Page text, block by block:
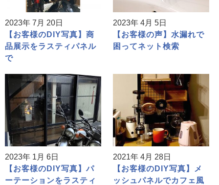
2023年 7月 20日
【お客様のDIY写真】商
品展示をラスティパネル
で
2023年 4月 5日
【お客様の声】水漏れで
困ってネット検索
2023年 1月 6日
【お客様のDIY写真】パ
ーテーションをラスティ
2021年 4月 28日
【お客様のDIY写真】メ
ッシュパネルでカフェ風